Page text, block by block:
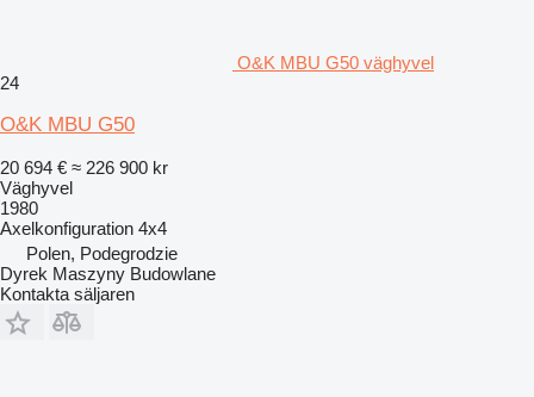
O&K MBU G50 väghyvel
24
O&K MBU G50
20 694 € ≈ 226 900 kr
Väghyvel
1980
Axelkonfiguration 4x4
Polen, Podegrodzie
Dyrek Maszyny Budowlane
Kontakta säljaren